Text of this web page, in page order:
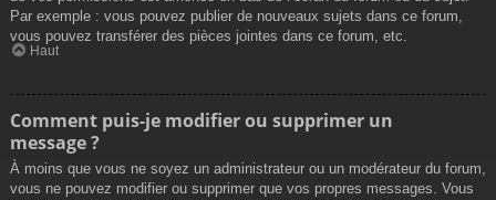
Par exemple : vous pouvez publier de nouveaux sujets dans ce forum,
vous pouvez transférer des pièces jointes dans ce forum, etc.
Haut
Comment puis-je modifier ou supprimer un
message ?
À moins que vous ne soyez un administrateur ou un modérateur du forum,
vous ne pouvez modifier ou supprimer que vos propres messages. Vous